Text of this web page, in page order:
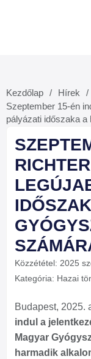
Kezdőlap / Hírek /
Szeptember 15-én
pályázati időszaka
Közzététel: 2025
Kategória: Hazai
Budapest, 2025.
indul a
Magyar
harmadik